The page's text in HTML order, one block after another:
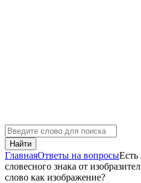
Найти
ГлавнаяОтветы на вопросыЕсть
словесного знака от
слово как изображение?